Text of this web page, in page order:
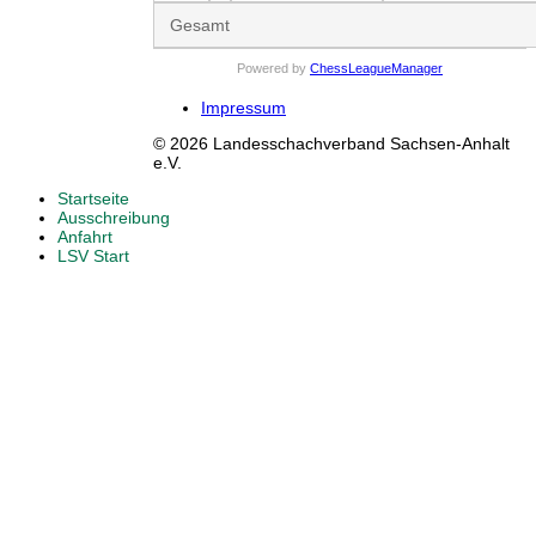
Gesamt
Powered by ChessLeagueManager
Impressum
© 2026 Landesschachverband Sachsen-Anhalt
e.V.
Startseite
Ausschreibung
Anfahrt
LSV Start